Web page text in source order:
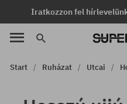
Iratkozzon fel
Start Ruházat Utcai